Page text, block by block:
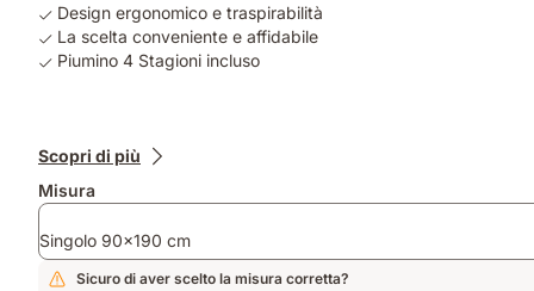
Design ergonomico e traspirabilità
La scelta conveniente e affidabile
Piumino 4 Stagioni incluso
Prodotti
Scopri di più
Misura
Singolo 90x190 cm
Sicuro di aver scelto la misura corretta?